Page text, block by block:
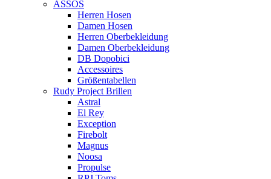
ASSOS
Herren Hosen
Damen Hosen
Herren Oberbekleidung
Damen Oberbekleidung
DB Dopobici
Accessoires
Größentabellen
Rudy Project Brillen
Astral
El Rey
Exception
Firebolt
Magnus
Noosa
Propulse